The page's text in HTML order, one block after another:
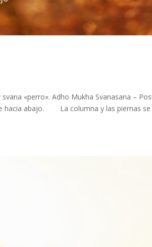
«perro». Adho Mukha Svanasana –
abajo. ⠀ ⠀ La columna y las piernas